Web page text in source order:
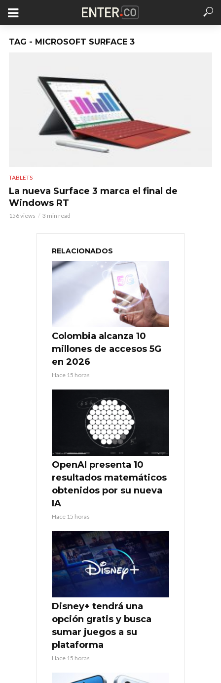
TAG - MICROSOFT SURFACE 3
TABLETS
La nueva Surface 3 marca el final de
Windows RT
156 views 3 min read
RELACIONADOS
Colombia alcanza 10
millones de accesos 5G
en 2026
Hace 15 horas
OpenAI presenta 10
resultados matemáticos
obtenidos por su nueva
IA
Hace 15 horas
Disney+ tendrá una
opción gratis y busca
sumar juegos a su
plataforma
Hace 15 horas